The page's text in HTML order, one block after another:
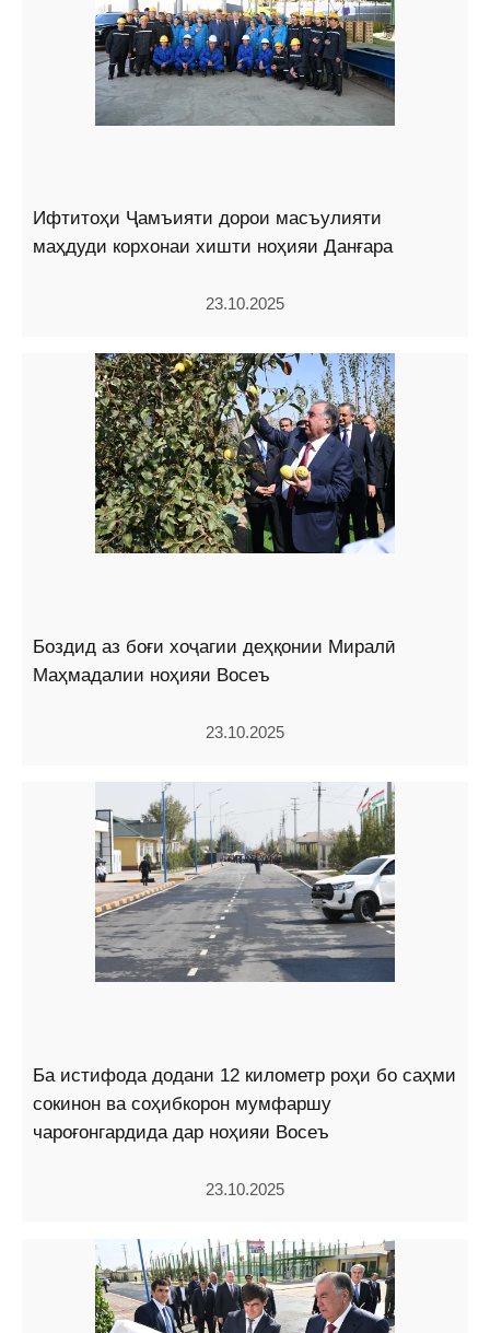
Ифтитоҳи Ҷамъияти дорои масъулияти
маҳдуди корхонаи хишти ноҳияи Данғара
23.10.2025
Боздид аз боғи хоҷагии деҳқонии Миралӣ
Маҳмадалии ноҳияи Восеъ
23.10.2025
Ба истифода додани 12 километр роҳи бо саҳми
сокинон ва соҳибкорон мумфаршу
чароғонгардида дар ноҳияи Восеъ
23.10.2025